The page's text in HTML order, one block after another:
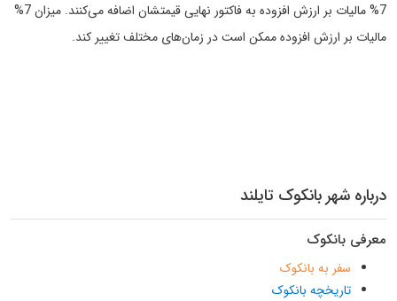
7% مالیات بر ارزش افزوده به فاکتور نهایی قیمتشان اضافه می‌کنند. میزان 7%
مالیات بر ارزش افزوده ممکن است در زمان‌های مختلف تغییر کند.
درباره شهر بانکوک تایلند
معرفی بانکوک
سفر به بانکوک
تاریخچه بانکوک